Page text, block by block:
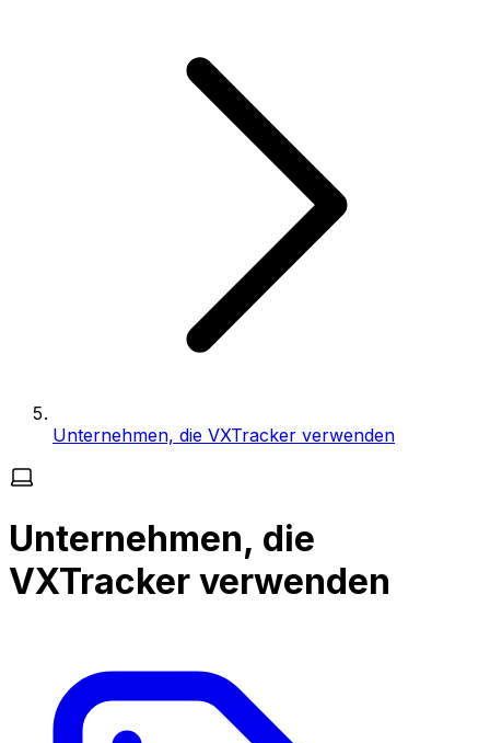
Unternehmen, die VXTracker verwenden
Unternehmen, die
VXTracker verwenden